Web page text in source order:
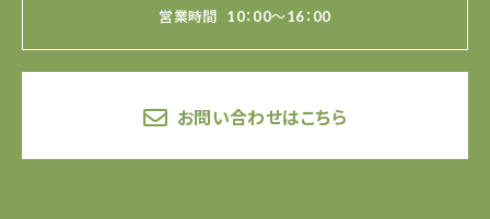
営業時間 10：00～16：00
お問い合わせはこちら